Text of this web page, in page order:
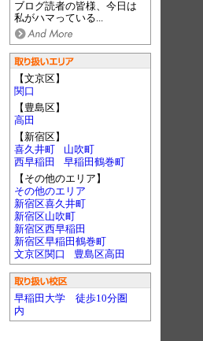
ブログ読者の皆様、今日は
私がハマっている...
【文京区】
関口
【豊島区】
高田
【新宿区】
喜久井町
山吹町
西早稲田
早稲田鶴巻町
【その他のエリア】
その他のエリア
新宿区喜久井町
新宿区山吹町
新宿区西早稲田
新宿区早稲田鶴巻町
文京区関口
豊島区高田
早稲田大学 徒歩10分圏
内